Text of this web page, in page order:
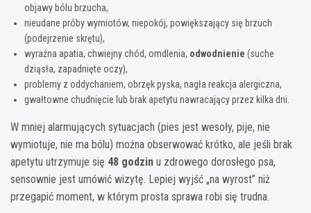
objawy bólu brzucha,
nieudane próby wymiotów, niepokój, powiększający się brzuch
(podejrzenie skrętu),
wyraźna apatia, chwiejny chód, omdlenia, odwodnienie (suche
dziąsła, zapadnięte oczy),
problemy z oddychaniem, obrzęk pyska, nagła reakcja alergiczna,
gwałtowne chudnięcie lub brak apetytu nawracający przez kilka dni.
W mniej alarmujących sytuacjach (pies jest wesoły, pije, nie
wymiotuje, nie ma bólu) można obserwować krótko, ale jeśli brak
apetytu utrzymuje się 48 godzin u zdrowego dorosłego psa,
sensownie jest umówić wizytę. Lepiej wyjść „na wyrost” niż
przegapić moment, w którym prosta sprawa robi się trudna.